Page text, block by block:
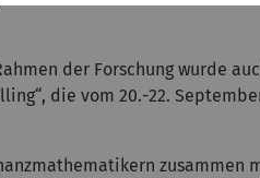
der Forschung wurde
die vom 20.-22.